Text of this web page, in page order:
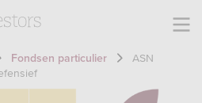
Fondsen particulier
ASN